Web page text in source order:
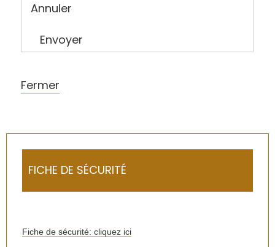
Annuler
Envoyer
Fermer
FICHE DE SÉCURITÉ
Fiche de sécurité: cliquez ici